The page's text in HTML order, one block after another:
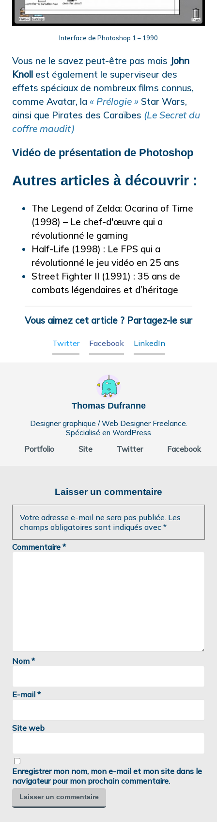
Interface de Photoshop 1 – 1990
Vous ne le savez peut-être pas mais John
Knoll est également le superviseur des
effets spéciaux de nombreux films connus,
comme Avatar, la « Prélogie » Star Wars,
ainsi que Pirates des Caraïbes (Le Secret du
coffre maudit)
Vidéo de présentation de Photoshop
Autres articles à découvrir :
The Legend of Zelda: Ocarina of Time
(1998) – Le chef-d'œuvre qui a
révolutionné le gaming
Half-Life (1998) : Le FPS qui a
révolutionné le jeu vidéo en 25 ans
Street Fighter II (1991) : 35 ans de
combats légendaires et d’héritage
Vous aimez cet article ? Partagez-le sur
Twitter Facebook LinkedIn
Thomas Dufranne
Designer graphique / Web Designer Freelance.
Spécialisé en WordPress
Portfolio
Site Twitter Facebook
Laisser un commentaire
Votre adresse e-mail ne sera pas publiée. Les
champs obligatoires sont indiqués avec *
Commentaire *
Nom *
E-mail *
Site web
Enregistrer mon nom, mon e-mail et mon site dans le
navigateur pour mon prochain commentaire.